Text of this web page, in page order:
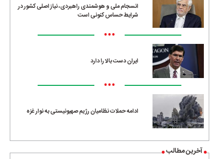
انسجام ملی و هوشمندی راهبردی، نیاز اصلی کشور در
شرایط حساس کنونی است
•••
ایران دست بالا را دارد
•••
ادامه حملات نظامیان رژیم صهیونیستی به نوار غزه
آخرین مطالب